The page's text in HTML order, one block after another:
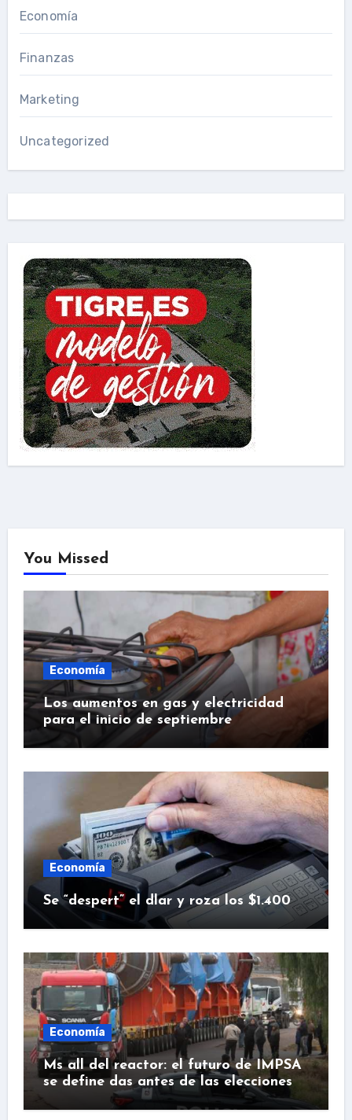
Economía
Finanzas
Marketing
Uncategorized
You Missed
Economía
Los aumentos en gas y electricidad
para el inicio de septiembre
Economía
Se “despert” el dlar y roza los $1.400
Economía
Ms all del reactor: el futuro de IMPSA
se define das antes de las elecciones